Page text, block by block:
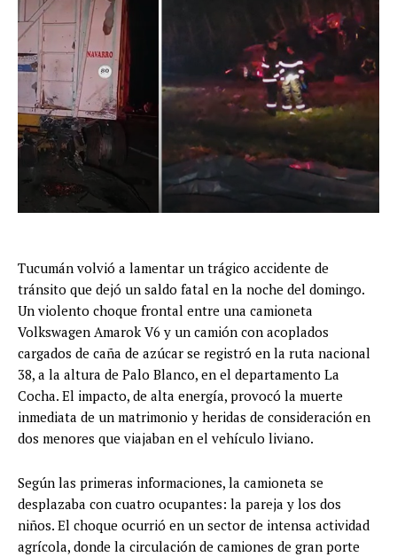
Tucumán volvió a lamentar un trágico accidente de
tránsito que dejó un saldo fatal en la noche del domingo.
Un violento choque frontal entre una camioneta
Volkswagen Amarok V6 y un camión con acoplados
cargados de caña de azúcar se registró en la ruta nacional
38, a la altura de Palo Blanco, en el departamento La
Cocha. El impacto, de alta energía, provocó la muerte
inmediata de un matrimonio y heridas de consideración en
dos menores que viajaban en el vehículo liviano.
Según las primeras informaciones, la camioneta se
desplazaba con cuatro ocupantes: la pareja y los dos
niños. El choque ocurrió en un sector de intensa actividad
agrícola, donde la circulación de camiones de gran porte